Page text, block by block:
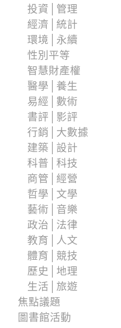
投資│管理
經濟│統計
環境│永續
性別平等
智慧財產權
醫學│養生
易經│數術
書評│影評
行銷│大數據
建築│設計
科普│科技
商管│經營
哲學│文學
藝術│音樂
政治│法律
教育│人文
體育│競技
歷史│地理
生活│旅遊
焦點議題
圖書館活動